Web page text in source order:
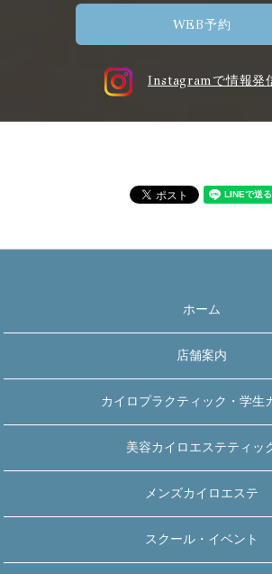
WEB予約
Instagramで情報発
ホーム
店舗案内
カイロプラクティック・学生
美容カイロエステティッ
メンズカイロエステ
スクール・イベント